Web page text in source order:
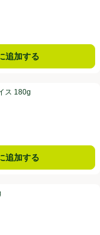
追加する
ス 180g
追加する